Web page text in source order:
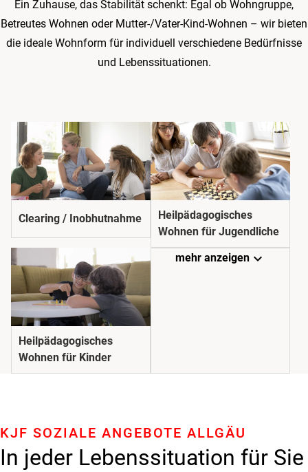
Ein Zuhause, das Stabilität schenkt: Egal ob Wohngruppe,
Betreutes Wohnen oder Mutter-/Vater-Kind-Wohnen – wir bieten
die ideale Wohnform für individuell verschiedene Bedürfnisse
und Lebens­situationen.
Clearing / Inobhutnahme
Heilpädagogisches
Wohnen für Jugendliche
Heilpädagogisches
Wohnen für Kinder
mehr anzeigenexpand_more
In jeder Lebenssituation für Sie
KJF SOZIALE ANGEBOTE ALLGÄU